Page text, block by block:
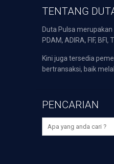
TENTANG
Duta Pulsa
PDAM, ADIRA, FIF,
Kini juga tersedia
bertransaksi, baik
PENCARIAN